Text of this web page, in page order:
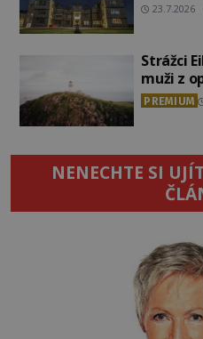
23.7.2026
Strážci
muži z
PREMIUM
NENECHTE SI